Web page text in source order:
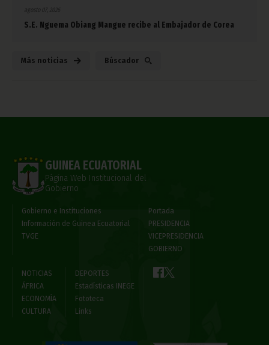
agosto 07, 2026
S.E. Nguema Obiang Mangue recibe al Embajador de Corea
Más noticias Búscador
GUINEA ECUATORIAL
Página Web Institucional del
Gobierno
Gobierno e Instituciones
Información de Guinea Ecuatorial
TVGE
Portada
PRESIDENCIA
VICEPRESIDENCIA
GOBIERNO
NOTICIAS
ÁFRICA
ECONOMÍA
CULTURA
DEPORTES
Estadísticas INEGE
Fototeca
Links